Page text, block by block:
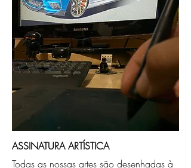
ASSINATURA ARTÍSTICA
Todas as nossas artes são desenhadas à